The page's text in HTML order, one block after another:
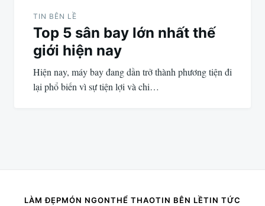
TIN BÊN LỀ
Top 5 sân bay lớn nhất thế
giới hiện nay
Hiện nay, máy bay đang dần trở thành phương tiện đi
lại phổ biến vì sự tiện lợi và chi…
LÀM ĐẸPMÓN NGONTHỂ THAOTIN BÊN LỀTIN TỨC